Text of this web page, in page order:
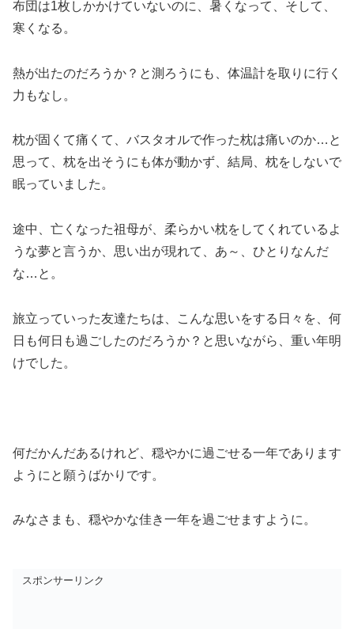
布団は1枚しかかけていないのに、暑くなって、そして、
寒くなる。
熱が出たのだろうか？と測ろうにも、体温計を取りに行く
力もなし。
枕が固くて痛くて、バスタオルで作った枕は痛いのか…と
思って、枕を出そうにも体が動かず、結局、枕をしないで
眠っていました。
途中、亡くなった祖母が、柔らかい枕をしてくれているよ
うな夢と言うか、思い出が現れて、あ～、ひとりなんだ
な…と。
旅立っていった友達たちは、こんな思いをする日々を、何
日も何日も過ごしたのだろうか？と思いながら、重い年明
けでした。
何だかんだあるけれど、穏やかに過ごせる一年であります
ようにと願うばかりです。
みなさまも、穏やかな佳き一年を過ごせますように。
スポンサーリンク